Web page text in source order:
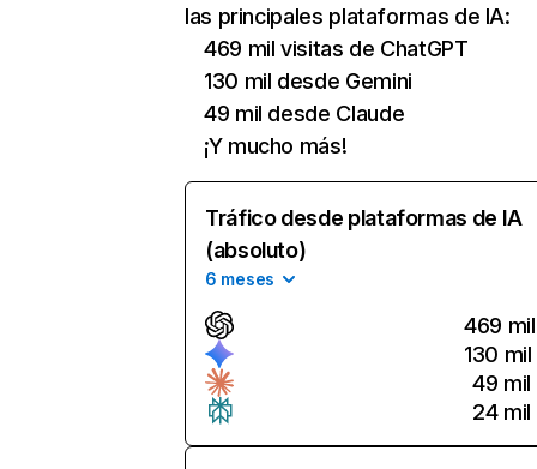
las principales plataformas de IA:
469 mil visitas de ChatGPT
130 mil desde Gemini
49 mil desde Claude
¡Y mucho más!
Tráfico desde plataformas de IA
(absoluto)
6 meses
469 mil
130 mil
49 mil
24 mil